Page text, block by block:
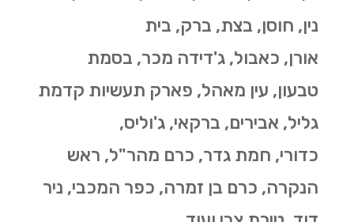
נין, חוסן, בצת, ברק, בית
אורן, כאבול, ג'דידה מכר, בסמת
טבעון, עין מאהל, פארק תעשיות קדמת
גליל, אבירים, ברקאי, ג'וליס,
כדורי, חמת גדר, כרם מהר"ל, ראש
הנקרה, כרם בן זמרה, כפר המכבי, ניר